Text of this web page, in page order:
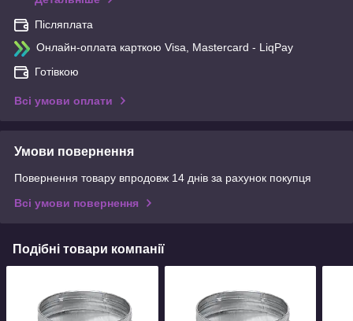
Післяплата
Онлайн-оплата карткою Visa, Mastercard - LiqPay
Готівкою
Всі умови оплати
Умови повернення
Повернення товару впродовж 14 днів за рахунок покупця
Всі умови повернення
Подібні товари компанії